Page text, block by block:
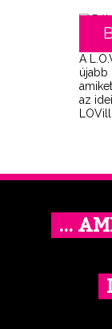
A
újabb
az
…